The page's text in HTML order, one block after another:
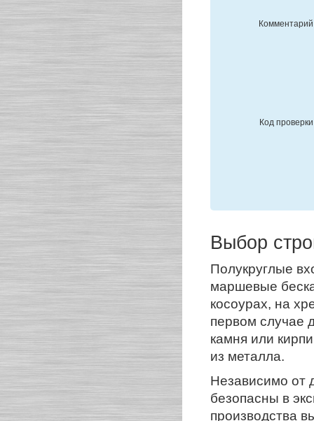
Код
Выбор
Полукруглые
маршевые
косоурах, на
первом случае
камня или
из металла.
Независимо от
безопасны в
производства